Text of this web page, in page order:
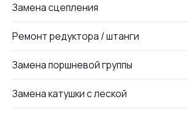
Замена сцепления
Ремонт редуктора / штанги
Замена поршневой группы
Замена катушки с леской